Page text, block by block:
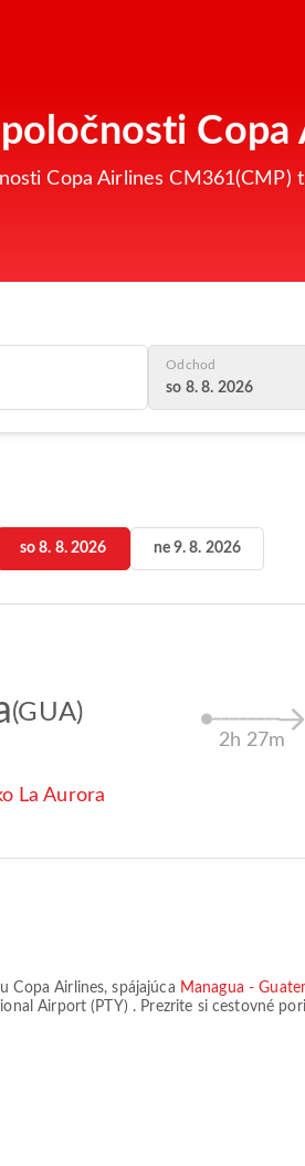
Copa Airlines CM361(CMP)
Odchod
so 8. 8. 2026
so 8. 8. 2026 ne 9. 8. 2026
(GUA)
La Aurora
2h 27m
Copa Airlines, spájajúca Managua -
Airport (PTY) . Prezrite si cestovné